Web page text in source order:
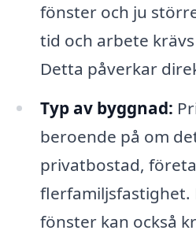
fönster och ju
tid och arbete
Detta påverkar
Typ av byggnad:
beroende på om
privatbostad,
flerfamiljsfastighet.
fönster kan också